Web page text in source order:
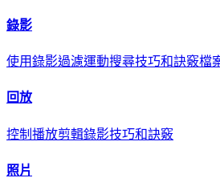
錄影
使用錄影過濾運動搜尋技巧和訣竅檔
回放
控制播放剪輯錄影技巧和訣竅
照片